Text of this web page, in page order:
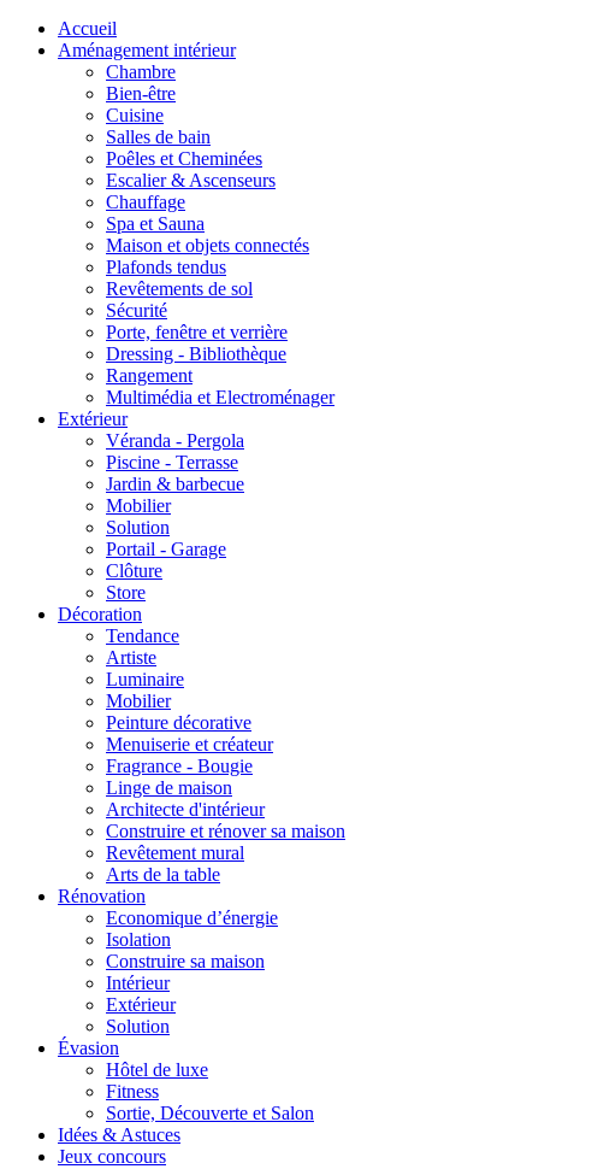
Accueil
Aménagement intérieur
Chambre
Bien-être
Cuisine
Salles de bain
Poêles et Cheminées
Escalier & Ascenseurs
Chauffage
Spa et Sauna
Maison et objets connectés
Plafonds tendus
Revêtements de sol
Sécurité
Porte, fenêtre et verrière
Dressing - Bibliothèque
Rangement
Multimédia et Electroménager
Extérieur
Véranda - Pergola
Piscine - Terrasse
Jardin & barbecue
Mobilier
Solution
Portail - Garage
Clôture
Store
Décoration
Tendance
Artiste
Luminaire
Mobilier
Peinture décorative
Menuiserie et créateur
Fragrance - Bougie
Linge de maison
Architecte d'intérieur
Construire et rénover sa maison
Revêtement mural
Arts de la table
Rénovation
Economique d’énergie
Isolation
Construire sa maison
Intérieur
Extérieur
Solution
Évasion
Hôtel de luxe
Fitness
Sortie, Découverte et Salon
Idées & Astuces
Jeux concours